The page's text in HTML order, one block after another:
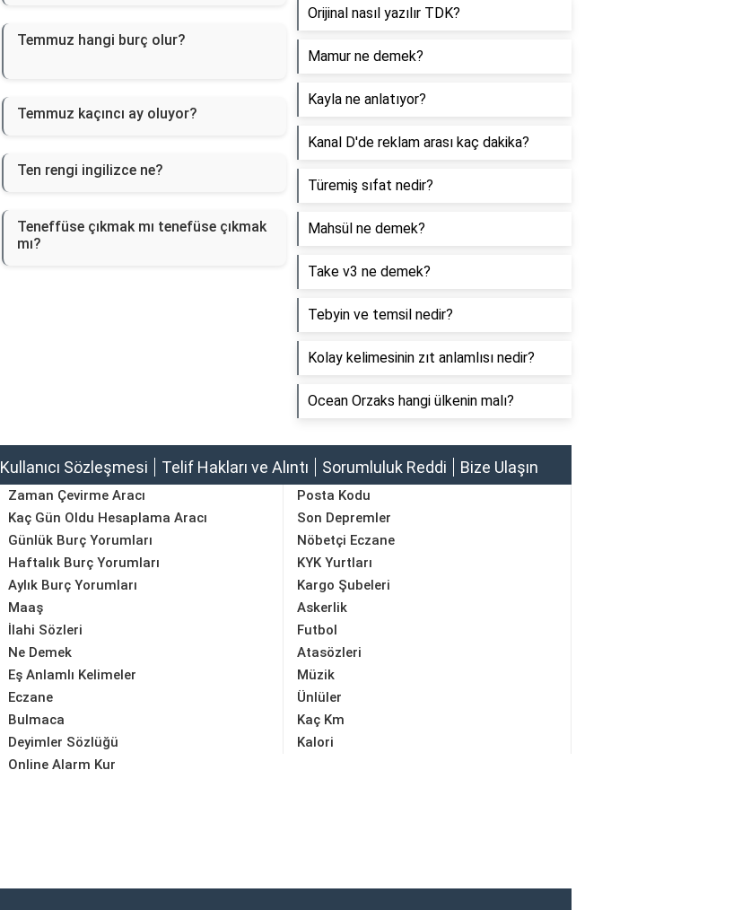
Temmuz hangi burç olur?
Temmuz kaçıncı ay oluyor?
Ten rengi ingilizce ne?
Teneffüse çıkmak mı tenefüse çıkmak
mı?
Orijinal nasıl yazılır TDK?
Mamur ne demek?
Kayla ne anlatıyor?
Kanal D'de reklam arası kaç dakika?
Türemiş sıfat nedir?
Mahsül ne demek?
Take v3 ne demek?
Tebyin ve temsil nedir?
Kolay kelimesinin zıt anlamlısı nedir?
Ocean Orzaks hangi ülkenin malı?
Kullanıcı Sözleşmesi Telif Hakları ve Alıntı Sorumluluk Reddi Bize Ulaşın
Zaman Çevirme Aracı
Kaç Gün Oldu Hesaplama Aracı
Günlük Burç Yorumları
Haftalık Burç Yorumları
Aylık Burç Yorumları
Maaş
Posta Kodu
Son Depremler
Nöbetçi Eczane
KYK Yurtları
Kargo Şubeleri
Askerlik
İlahi Sözleri
Ne Demek
Eş Anlamlı Kelimeler
Eczane
Bulmaca
Deyimler Sözlüğü
Futbol
Atasözleri
Müzik
Ünlüler
Kaç Km
Kalori
Online Alarm Kur